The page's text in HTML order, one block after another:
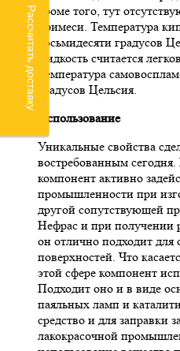
кроме того, тут
примеси. Температура
восьмидесяти градусов
жидкость считается
Температура
градусов Цельсия.
Использование
Уникальные свойства
востребованным
компонент активно
промышленности при
другой сопутствующей
Нефрас и при получении
он отлично подходит
поверхностей. Что
этой сфере компонент
Подходит оно и в виде
паяльных ламп и
средство и для заправки
лакокрасочной
Рассчитать доставку